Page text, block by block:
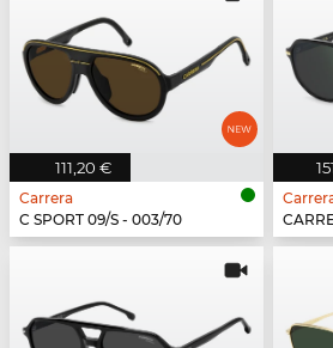
111,20 €
Carrera
C SPORT 09/S - 003/70